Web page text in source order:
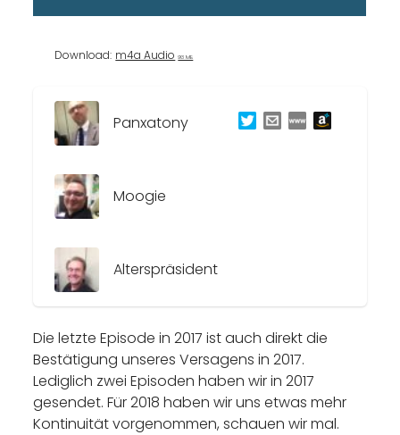
Download: m4a Audio 93 MB
Panxatony
Moogie
Alterspräsident
Die letzte Episode in 2017 ist auch direkt die
Bestätigung unseres Versagens in 2017.
Lediglich zwei Episoden haben wir in 2017
gesendet. Für 2018 haben wir uns etwas mehr
Kontinuität vorgenommen, schauen wir mal.